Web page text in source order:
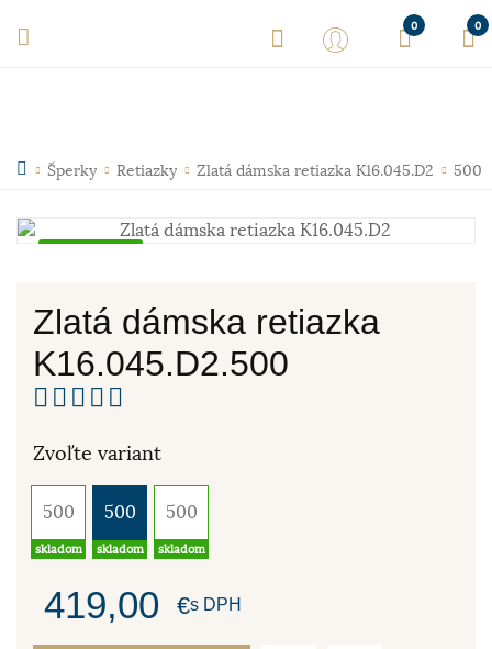
0 0
Šperky Retiazky Zlatá dámska retiazka K16.045.D2 500
Zlatá dámska retiazka
K16.045.D2.500
Zvoľte variant
500
skladom
500
skladom
500
skladom
419,00 €s DPH